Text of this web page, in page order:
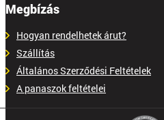
Megbízás
Hogyan rendelhetek árut?
Szállítás
Általános Szerződési Feltételek
A panaszok feltételei